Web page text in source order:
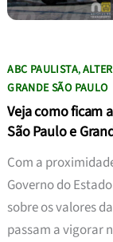
ABC PAULISTA,
GRANDE SÃO PAULO
Veja como ficam
São Paulo e
Com a
Governo do
sobre os valores
passam a vigorar